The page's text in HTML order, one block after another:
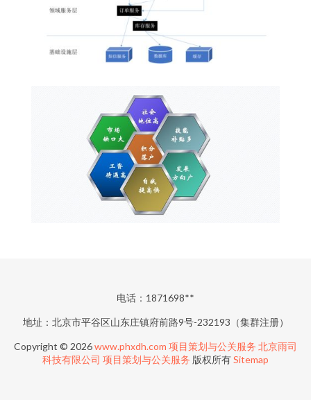
电话：1871698**
地址：北京市平谷区山东庄镇府前路9号-232193（集群注册）
Copyright © 2026www.phxdh.com 项目策划与公关服务 北京雨司
科技有限公司 项目策划与公关服务 版权所有Sitemap